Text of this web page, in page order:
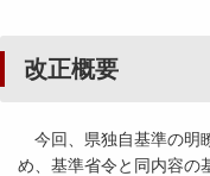
改正概要
今回、県独自基準の明
め、基準省令と同内容の